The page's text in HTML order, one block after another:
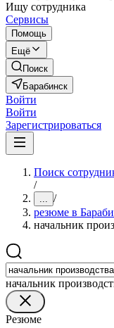
Ищу сотрудника
Сервисы
Помощь
Ещё
Поиск
Барабинск
Войти
Войти
Зарегистрироваться
Поиск
/
... /
резюме в
начальник
начальник
Резюме